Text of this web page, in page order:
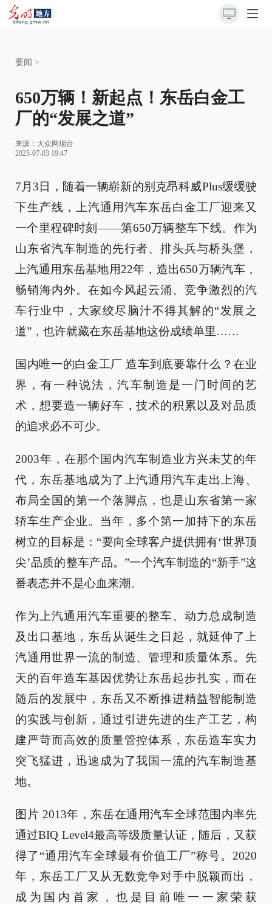
要闻 >
650万辆！新起点！东岳白金工
厂的“发展之道”
来源： 大众网烟台
2025-07-03 19:47
7月3日，随着一辆崭新的别克昂科威Plus缓缓驶
下生产线，上汽通用汽车东岳白金工厂迎来又
一个里程碑时刻——第650万辆整车下线。作为
山东省汽车制造的先行者、排头兵与桥头堡，
上汽通用东岳基地用22年，造出650万辆汽车，
畅销海内外。在如今风起云涌、竞争激烈的汽
车行业中，大家绞尽脑汁不得其解的“发展之
道”，也许就藏在东岳基地这份成绩单里……
国内唯一的白金工厂 造车到底要靠什么？在业
界，有一种说法，汽车制造是一门时间的艺
术，想要造一辆好车，技术的积累以及对品质
的追求必不可少。
2003年，在那个国内汽车制造业方兴未艾的年
代，东岳基地成为了上汽通用汽车走出上海、
布局全国的第一个落脚点，也是山东省第一家
轿车生产企业。当年，多个第一加持下的东岳
树立的目标是：“要向全球客户提供拥有‘世界顶
尖’品质的整车产品。”一个汽车制造的“新手”这
番表态并不是心血来潮。
作为上汽通用汽车重要的整车、动力总成制造
及出口基地，东岳从诞生之日起，就延伸了上
汽通用世界一流的制造、管理和质量体系。先
天的百年造车基因优势让东岳起步扎实，而在
随后的发展中，东岳又不断推进精益智能制造
的实践与创新，通过引进先进的生产工艺，构
建严苛而高效的质量管控体系，东岳造车实力
突飞猛进，迅速成为了我国一流的汽车制造基
地。
图片 2013年，东岳在通用汽车全球范围内率先
通过BIQ Level4最高等级质量认证，随后，又获
得了“通用汽车全球最有价值工厂”称号。2020
年，东岳工厂又从无数竞争对手中脱颖而出，
成为国内首家，也是目前唯一一家荣获